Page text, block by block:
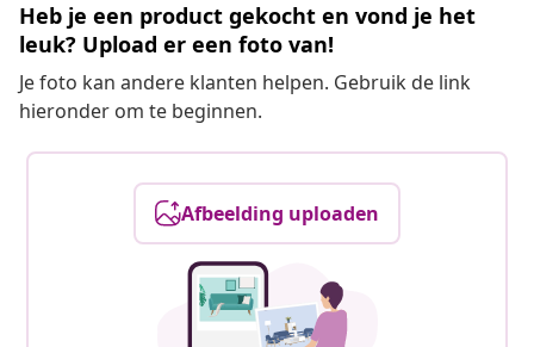
Heb je een product gekocht en vond je het
leuk? Upload er een foto van!
Je foto kan andere klanten helpen. Gebruik de link
hieronder om te beginnen.
Afbeelding uploaden